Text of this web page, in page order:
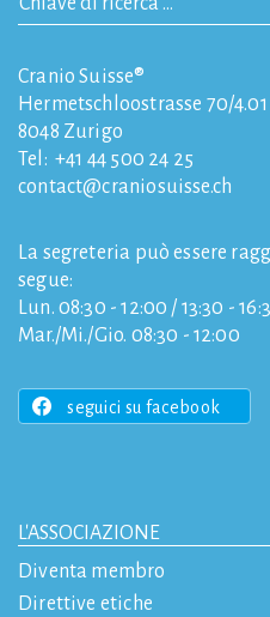
Cranio Suisse®
Hermetschloostrasse 70/4.01
8048 Zurigo
Tel: +41 44 500 24 25
contact
craniosuisse.ch
La segreteria può essere
segue:
Lun. 08:30 - 12:00 / 13:30 -
Mar./Mi./Gio. 08:30 - 12:00
seguici su facebook
L'ASSOCIAZIONE
Diventa membro
Direttive etiche